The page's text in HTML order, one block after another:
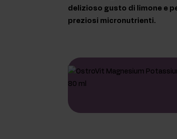
delizioso gusto di limone e
preziosi micronutrienti.